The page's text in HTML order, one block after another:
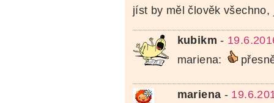
jíst by měl člověk všechno,
kubikm -
mariena:
mariena -